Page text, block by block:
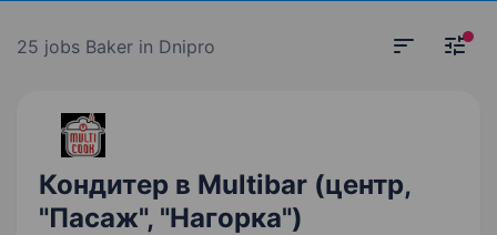
25 jobs Baker in Dnipro
Кондитер в Multibar (центр,
"Пасаж", "Нагорка")